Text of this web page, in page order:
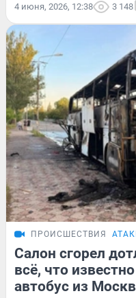
4 июня, 2026, 12:38 3 148
ПРОИСШЕСТВИЯ
Салон сгорел
всё, что
автобус из